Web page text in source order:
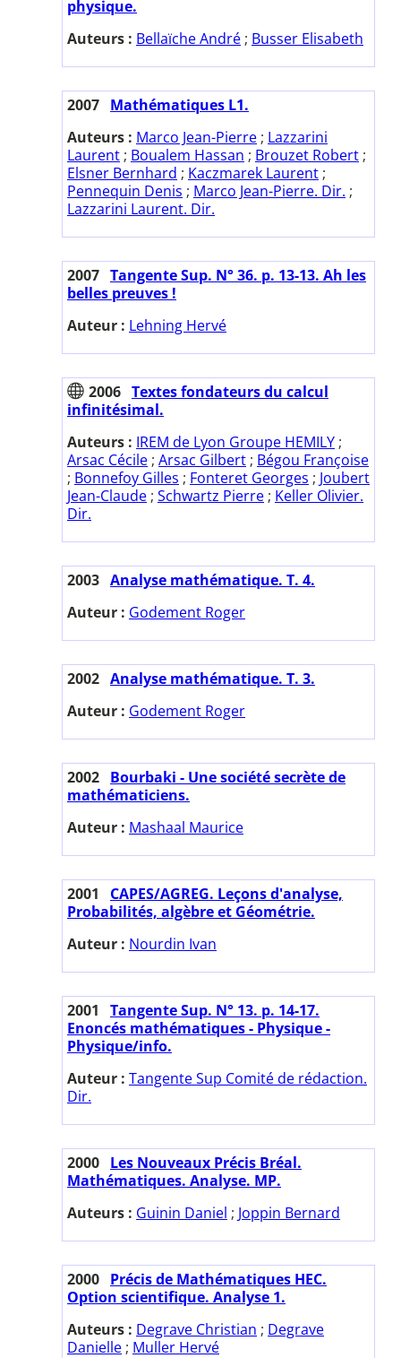
physique.
Auteurs : Bellaïche André ; Busser Elisabeth
2007 Mathématiques L1.
Auteurs : Marco Jean-Pierre ; Lazzarini
Laurent ; Boualem Hassan ; Brouzet Robert ;
Elsner Bernhard ; Kaczmarek Laurent ;
Pennequin Denis ; Marco Jean-Pierre. Dir. ;
Lazzarini Laurent. Dir.
2007 Tangente Sup. N° 36. p. 13-13. Ah les
belles preuves !
Auteur : Lehning Hervé
2006 Textes fondateurs du calcul
infinitésimal.
Auteurs : IREM de Lyon Groupe HEMILY ;
Arsac Cécile ; Arsac Gilbert ; Bégou Françoise
; Bonnefoy Gilles ; Fonteret Georges ; Joubert
Jean-Claude ; Schwartz Pierre ; Keller Olivier.
Dir.
2003 Analyse mathématique. T. 4.
Auteur : Godement Roger
2002 Analyse mathématique. T. 3.
Auteur : Godement Roger
2002 Bourbaki - Une société secrète de
mathématiciens.
Auteur : Mashaal Maurice
2001
CAPES/AGREG. Leçons d'analyse,
Probabilités, algèbre et Géométrie.
Auteur : Nourdin Ivan
2001
Tangente Sup. N° 13. p. 14-17.
Enoncés mathématiques - Physique -
Physique/info.
Auteur : Tangente Sup Comité de rédaction.
Dir.
2000 Les Nouveaux Précis Bréal.
Mathématiques. Analyse. MP.
Auteurs : Guinin Daniel ; Joppin Bernard
2000 Précis de Mathématiques HEC.
Option scientifique. Analyse 1.
Auteurs : Degrave Christian ; Degrave
Danielle ; Muller Hervé